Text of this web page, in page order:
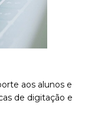
aos alunos e
de digitação e